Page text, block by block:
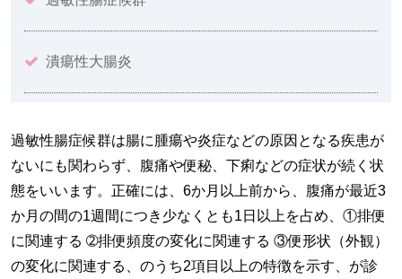
潰瘍性大腸炎
過敏性腸症候群は腸に腫瘍や炎症などの原因となる疾患が
ないにも関わらず、腹痛や便秘、下痢などの症状が続く状
態をいいます。正確には、6か月以上前から、腹痛が最近3
か月の間の1週間につき少なくとも1日以上を占め、①排便
に関連する ➁排便頻度の変化に関連する ③便形状（外観）
の変化に関連する、のうち2項目以上の特徴を示す、が診